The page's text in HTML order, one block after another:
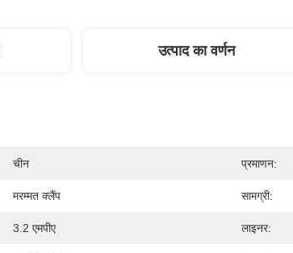
उत्पाद का वर्णन
चीन प्रमाणन:
मरम्मत क्लैंप सामग्री:
3.2 एमपीए लाइनर: